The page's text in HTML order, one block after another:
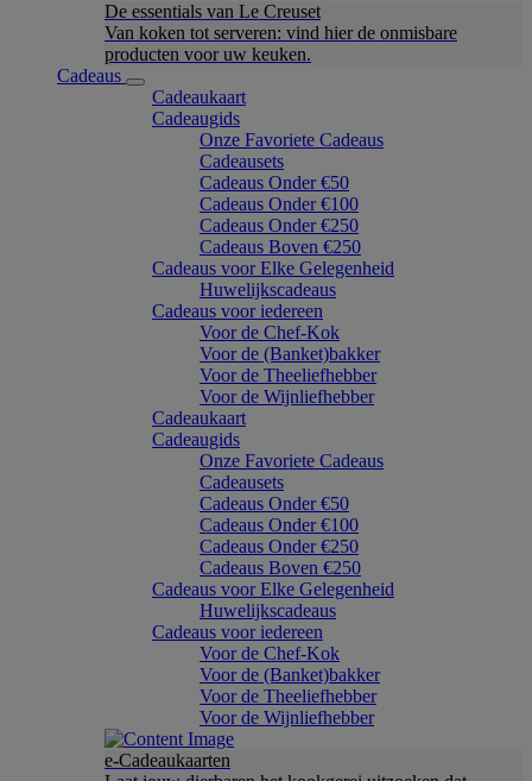
De essentials van Le Creuset
Van koken tot serveren: vind hier de onmisbare
producten voor uw keuken.
Cadeaus
Cadeaukaart
Cadeaugids
Onze Favoriete Cadeaus
Cadeausets
Cadeaus Onder €50
Cadeaus Onder €100
Cadeaus Onder €250
Cadeaus Boven €250
Cadeaus voor Elke Gelegenheid
Huwelijkscadeaus
Cadeaus voor iedereen
Voor de Chef-Kok
Voor de (Banket)bakker
Voor de Theeliefhebber
Voor de Wijnliefhebber
Cadeaukaart
Cadeaugids
Onze Favoriete Cadeaus
Cadeausets
Cadeaus Onder €50
Cadeaus Onder €100
Cadeaus Onder €250
Cadeaus Boven €250
Cadeaus voor Elke Gelegenheid
Huwelijkscadeaus
Cadeaus voor iedereen
Voor de Chef-Kok
Voor de (Banket)bakker
Voor de Theeliefhebber
Voor de Wijnliefhebber
e-Cadeaukaarten